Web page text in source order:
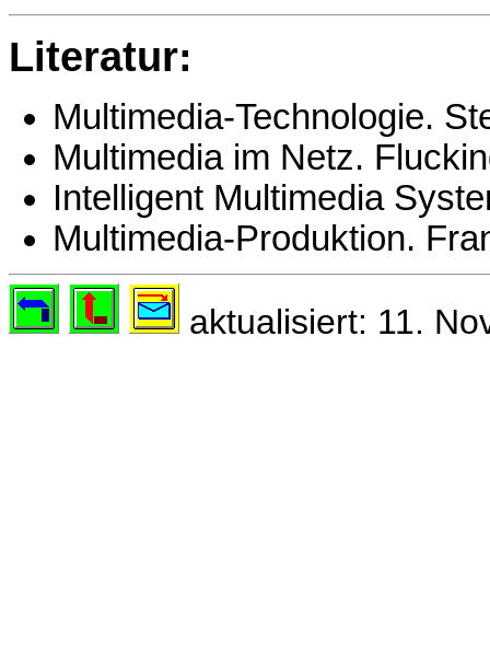
Literatur:
Multimedia-Technologie.
Multimedia im Netz.
Intelligent Multimedia
Multimedia-Produktion.
aktualisiert: 11.